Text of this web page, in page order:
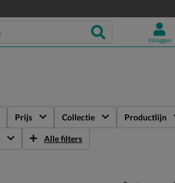
Inloggen
Prijs Collectie Productlijn
Alle filters